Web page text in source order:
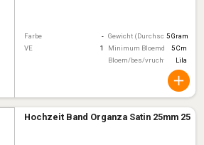
Farbe - Gewicht (Durchschnitt)
5 Gram
VE
1 Minimum Bloemdiameter
5 Cm
Bloem/bes/vruchtkleurLila
Hochzeit Band Organza Satin 25mm 25m